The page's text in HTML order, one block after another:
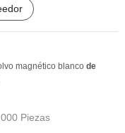
magnético blanco de
Piezas